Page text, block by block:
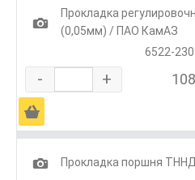
1
Прокладка
(0,05мм) / ПАО КамАЗ
6522-
- +
Ä
1
Прокладка поршня